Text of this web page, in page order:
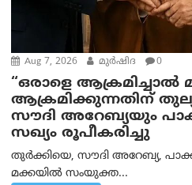
Aug 7, 2026 മുര്‍ഷിദ 0
“ഒരാളെ
ആക്രമിക്കുന്നതിന്
സൗദി അറേബ്യയും
സഖ്യം രൂപീകരിച്ചു
തുർക്കിയെ, സൗദി അറേബ്യ,
മക്കയിൽ സംയുക്ത...